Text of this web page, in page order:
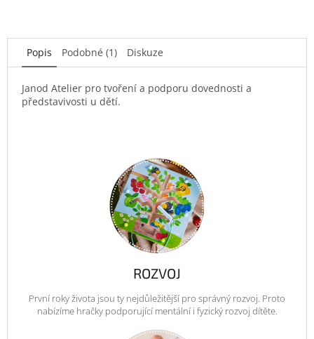
Popis Podobné (1) Diskuze
Janod Atelier pro tvoření a podporu dovednosti a
představivosti u dětí.
ROZVOJ
První roky života jsou ty nejdůležitější pro správný rozvoj. Proto
nabízíme hračky podporující mentální i fyzický rozvoj dítěte.